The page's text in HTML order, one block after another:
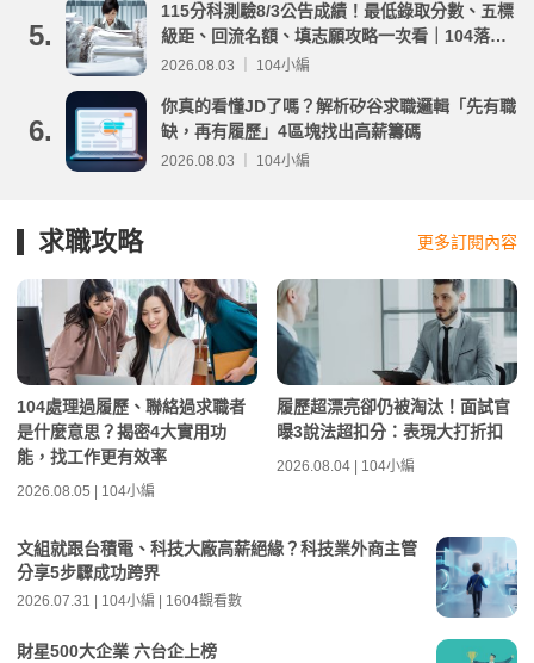
5.
115分科測驗8/3公告成績！最低錄取分數、五標
級距、回流名額、填志願攻略一次看｜104落點
分析
2026.08.03 ｜ 104小編
6.
你真的看懂JD了嗎？解析矽谷求職邏輯「先有職
缺，再有履歷」4區塊找出高薪籌碼
2026.08.03 ｜ 104小編
求職攻略 更多訂閱內容
104處理過履歷、聯絡過求職者
是什麼意思？揭密4大實用功
能，找工作更有效率
2026.08.05 | 104小編
履歷超漂亮卻仍被淘汰！面試官
曝3說法超扣分：表現大打折扣
2026.08.04 | 104小編
文組就跟台積電、科技大廠高薪絕緣？科技業外商主管
分享5步驟成功跨界
2026.07.31 | 104小編 | 1604觀看數
財星500大企業 六台企上榜